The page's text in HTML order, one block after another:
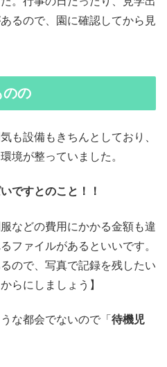
るので、園に確認してから見
のの
も設備もきちんとしており、
境が整っていました。
ですとのこと！！
などの費用にかかる金額も違
ファイルがあるといいです。
ので、写真で記録を残したい
らにしましょう】
な都会でないので「 待機児